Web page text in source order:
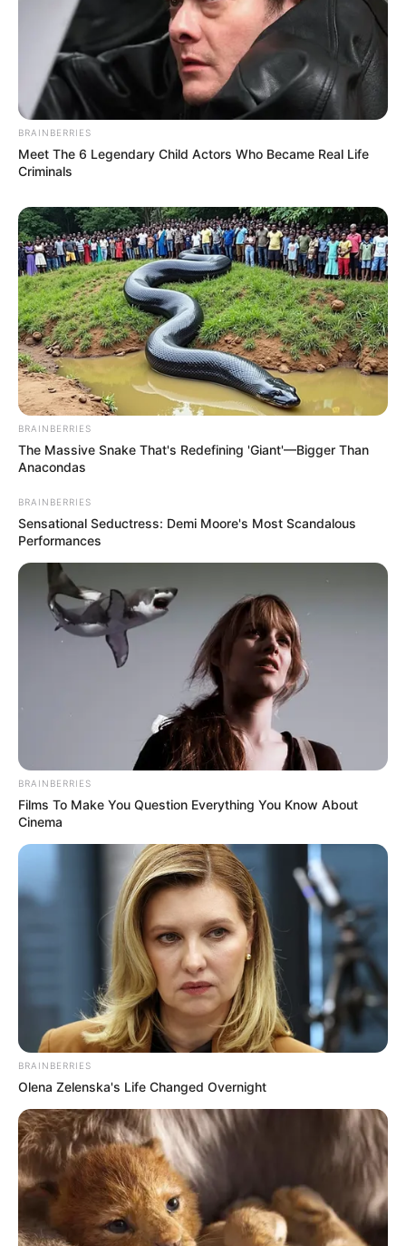
BRAINBERRIES
Meet The 6 Legendary Child Actors Who Became Real Life
Criminals
BRAINBERRIES
The Massive Snake That's Redefining 'Giant'—Bigger Than
Anacondas
BRAINBERRIES
Sensational Seductress: Demi Moore's Most Scandalous
Performances
BRAINBERRIES
Films To Make You Question Everything You Know About
Cinema
BRAINBERRIES
Olena Zelenska's Life Changed Overnight